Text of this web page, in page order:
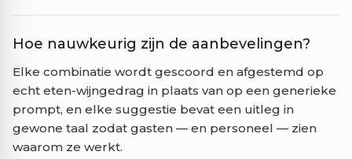
Hoe nauwkeurig zijn de aanbevelingen?
Elke combinatie wordt gescoord en afgestemd op
echt eten-wijngedrag in plaats van op een generieke
prompt, en elke suggestie bevat een uitleg in
gewone taal zodat gasten — en personeel — zien
waarom ze werkt.